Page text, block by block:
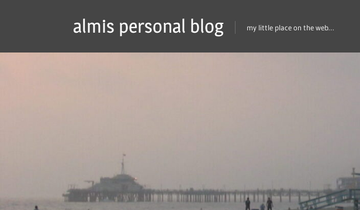
almis personal blog my little place on the web…